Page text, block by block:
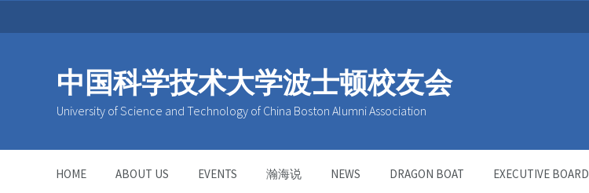
中国科学技术大学波士顿校友会
University of Science and Technology of China Boston Alumni Association
HOME ABOUT US EVENTS 瀚海说 NEWS DRAGON BOAT EXECUTIVE BOARD